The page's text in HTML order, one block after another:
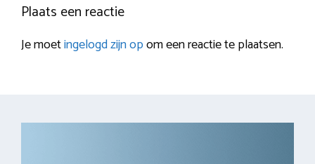
Plaats een reactie
Je moetingelogd zijn opom een reactie te plaatsen.